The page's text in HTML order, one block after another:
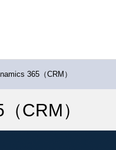
365（CRM）
CRM）